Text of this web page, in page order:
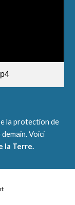
la protection de
Voici
la Terre.